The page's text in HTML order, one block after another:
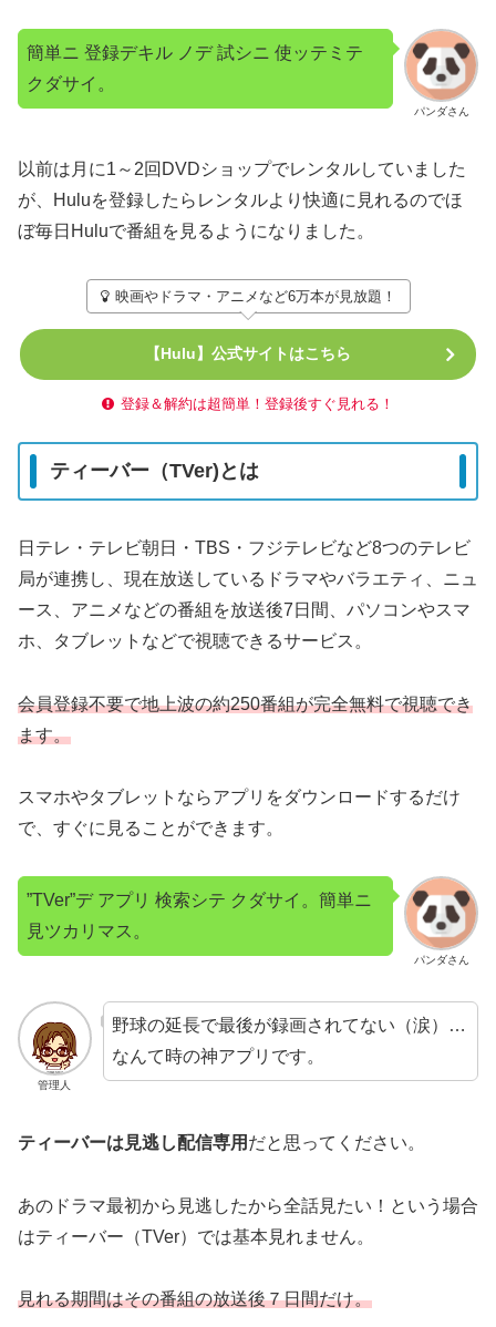
パンダさん
簡単ニ 登録デキル ノデ 試シニ 使ッテミテ
クダサイ。
以前は月に1～2回DVDショップでレンタルしていました
が、Huluを登録したらレンタルより快適に見れるのでほ
ぼ毎日Huluで番組を見るようになりました。
映画やドラマ・アニメなど6万本が見放題！
【Hulu】公式サイトはこちら
登録＆解約は超簡単！登録後すぐ見れる！
ティーバー（TVer)とは
日テレ・テレビ朝日・TBS・フジテレビなど8つのテレビ
局が連携し、現在放送しているドラマやバラエティ、ニュ
ース、アニメなどの番組を放送後7日間、パソコンやスマ
ホ、タブレットなどで視聴できるサービス。
会員登録不要で地上波の約250番組が完全無料で視聴でき
ます。
スマホやタブレットならアプリをダウンロードするだけ
で、すぐに見ることができます。
パンダさん
”TVer”デ アプリ 検索シテ クダサイ。簡単ニ
見ツカリマス。
管理人
野球の延長で最後が録画されてない（涙）…
なんて時の神アプリです。
ティーバーは見逃し配信専用 だと思ってください。
あのドラマ最初から見逃したから全話見たい！という場合
はティーバー（TVer）では基本見れません。
見れる期間はその番組の放送後７日間だけ。